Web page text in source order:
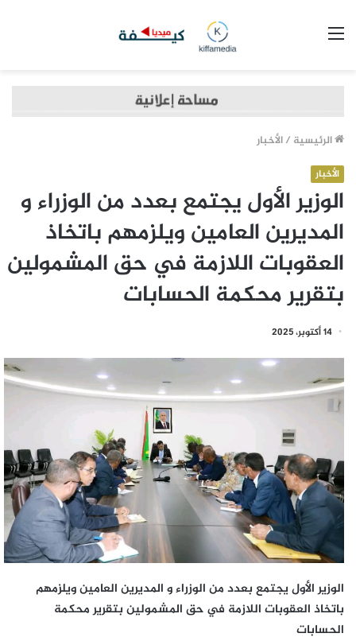
الرئيسية /الأخبار
الأخبار
الوزير الأول يجتمع بعدد من الوزراء و
المديرين العامين ويلزمهم باتخاذ
العقوبات اللازمة في حق المشمولين
بتقرير محكمة الحسابات
14 أكتوبر، 2025
الوزير الأول يجتمع بعدد من الوزراء و المديرين العامين ويلزمهم
باتخاذ العقوبات اللازمة في حق المشمولين بتقرير محكمة
الحسابات